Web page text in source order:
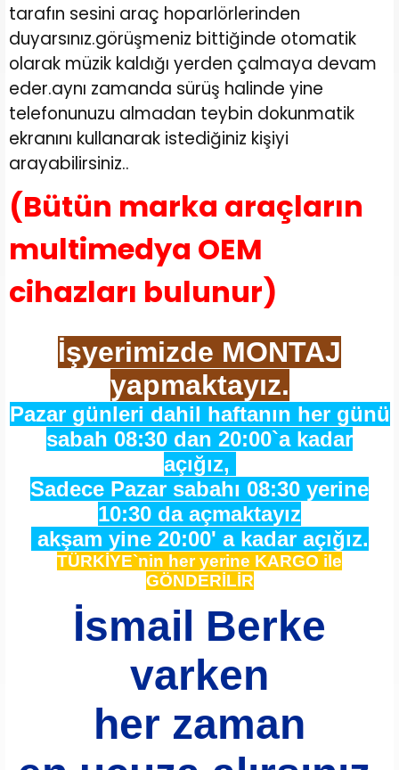
tarafın sesini araç hoparlörlerinden
duyarsınız.görüşmeniz bittiğinde otomatik
olarak müzik kaldığı yerden çalmaya devam
eder.aynı zamanda sürüş halinde yine
telefonunuzu almadan teybin dokunmatik
ekranını kullanarak istediğiniz kişiyi
arayabilirsiniz..
(Bütün marka araçların
multimedya OEM
cihazları bulunur)
İşyerimizde MONTAJ
yapmaktayız.
Pazar günleri dahil haftanın her günü
sabah 08:30 dan 20:00`a kadar
açığız,
Sadece Pazar sabahı 08:30 yerine
10:30 da açmaktayız
akşam yine 20:00' a kadar açığız.
TÜRKİYE`nin her yerine KARGO ile
GÖNDERİLİR
İsmail Berke
varken
her zaman